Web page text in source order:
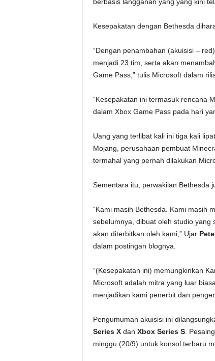
Kesepakatan dengan Bethesda
“Dengan penambahan (akuisisi –
menjadi 23 tim, serta akan
Game Pass,” tulis Microsoft dalam
“Kesepakatan ini termasuk rencana
dalam Xbox Game Pass pada hari
Uang yang terlibat kali ini tiga kali
Mojang, perusahaan pembuat
termahal yang pernah dilakukan
Sementara itu, perwakilan Bethesda
“Kami masih Bethesda. Kami masih
sebelumnya, dibuat oleh studio
akan diterbitkan oleh kami,” Ujar
dalam postingan blognya.
“(Kesepakatan ini) memungkinkan
Microsoft adalah mitra yang luar
menjadikan kami penerbit dan
Pengumuman akuisisi ini
Series X dan Xbox Series S.
minggu (20/9) untuk konsol terbaru